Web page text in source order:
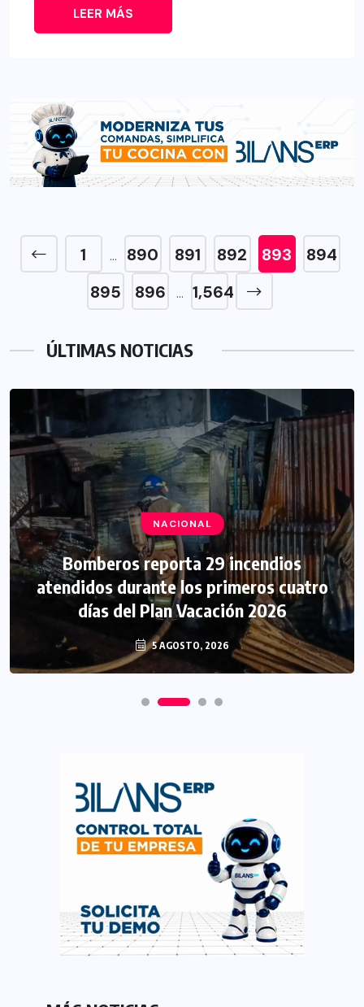
LEER MÁS
1 … 890 891 892 893
894
895
896 … 1,564
ÚLTIMAS NOTICIAS
NACIONAL
Bomberos reporta 29 incendios
atendidos durante los primeros cuatro
días del Plan Vacación 2026
5 AGOSTO, 2026